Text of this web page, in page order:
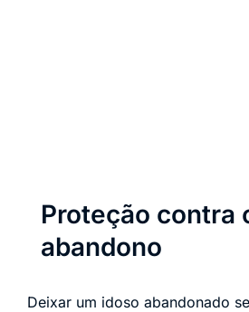
Proteção contra
abandono
Deixar um idoso abandonado